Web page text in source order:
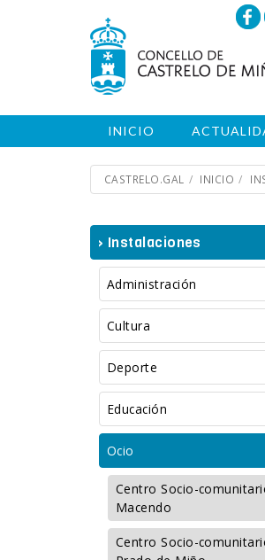
INICIO
CASTRELO.GAL INICIO
› Instalaciones
Administración
Cultura
Deporte
Educación
Ocio
Centro Socio-
Macendo
Centro Socio-